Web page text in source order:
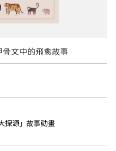
文中的飛禽故事
探源」故事動畫